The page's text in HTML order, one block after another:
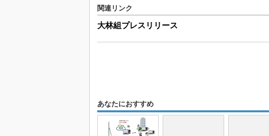
関連リンク
大林組プレスリリース
あなたにおすすめ